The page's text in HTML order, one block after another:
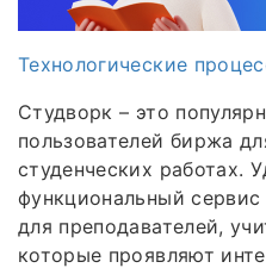
Технологические
Студворк – это
пользователей биржа
студенческих работах.
функциональный
для преподавателей,
которые проявляют